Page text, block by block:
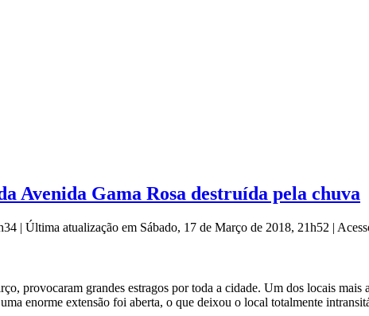
Avenida Gama Rosa destruída pela chuva
| Última atualização em Sábado, 17 de Março de 2018, 21h52 |
provocaram grandes estragos por toda a cidade. Um dos locais
enorme extensão foi aberta, o que deixou o local totalmente